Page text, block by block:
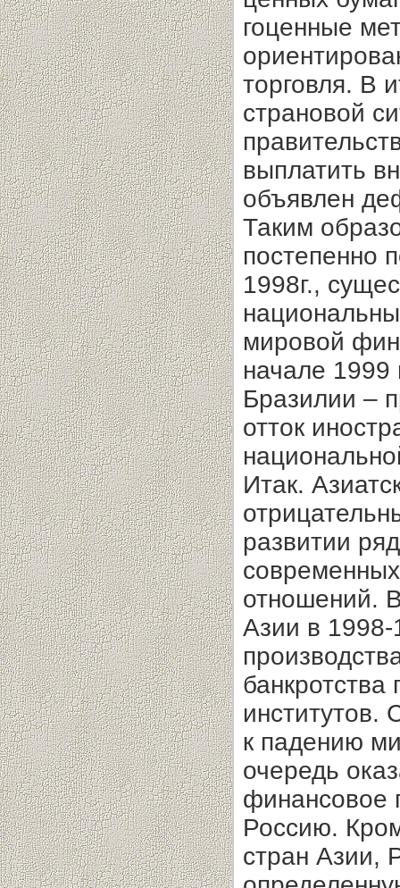
гоценные
торговля. В
страновой
выпла­тить
объявлен
Таким
постепенно
1998г.,
мировой
начале 1999
Бразилии –
отток
Итак.
развитии
отношений.
Азии в 1998-
институтов.
к падению
очередь
финансовое
Россию.
стран Азии,